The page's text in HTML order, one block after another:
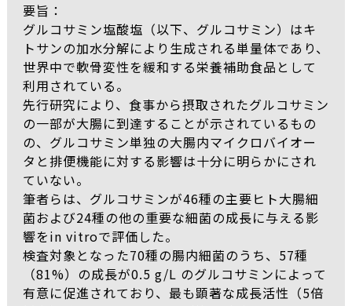
要旨：
グルコサミン塩酸塩（以下、グルコサミン）はキ
トサンの加水分解により生成される単量体であり、
世界中で軟骨変性を緩和する栄養補助食品として
利用されている。
先行研究により、食事から摂取されたグルコサミン
の一部が大腸に到達することが示されているもの
の、グルコサミン単独の大腸内マイクロバイオー
タと排便機能に対する影響は十分に明らかにされ
ていない。
筆者らは、グルコサミンが46種の主要ヒト大腸細
菌および24種の他の重要な細菌の成長に与える影
響をin vitroで評価した。
検査対象となった70種の腸内細菌のうち、57種
（81%）の成長が0.5 g/L のグルコサミンによって
有意に促進されており、最も顕著な成長活性（5倍